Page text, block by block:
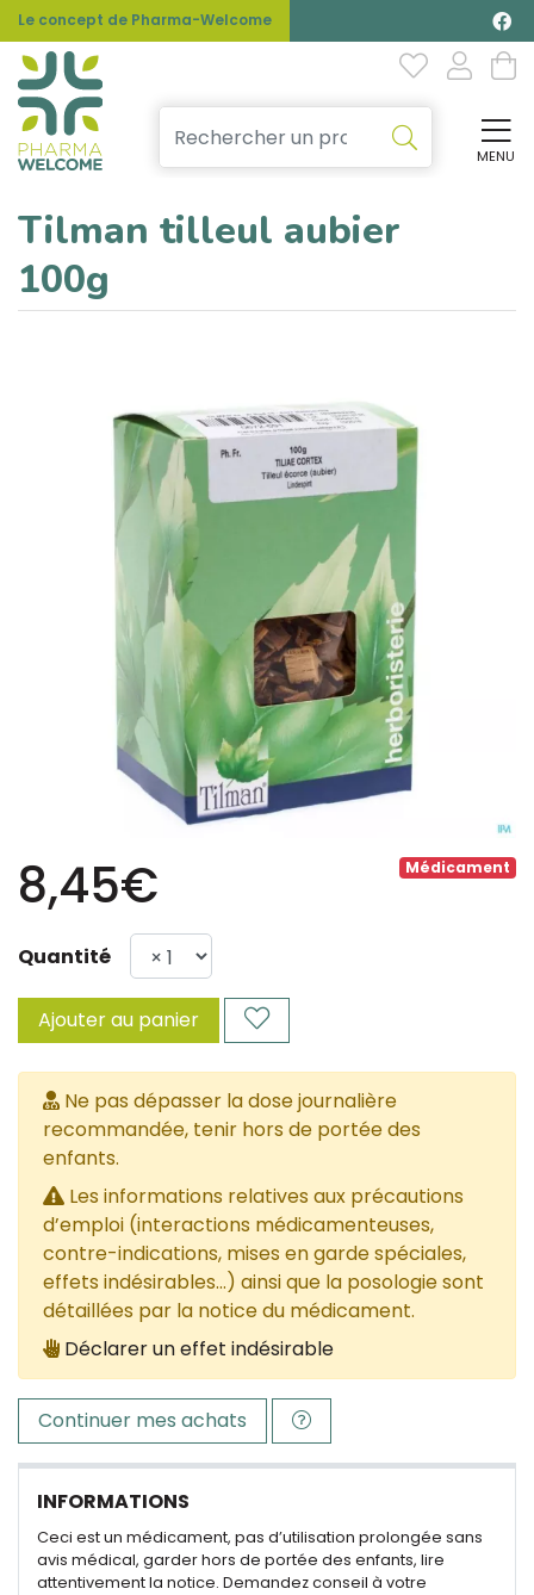
Le concept de Pharma-Welcome
MENU
Tilman tilleul aubier
100g
Médicament
8,45€
Quantité
Ajouter au panier
Ne pas dépasser la dose journalière
recommandée, tenir hors de portée des
enfants.
Les informations relatives aux précautions
d’emploi (interactions médicamenteuses,
contre-indications, mises en garde spéciales,
effets indésirables...) ainsi que la posologie sont
détaillées par la notice du médicament.
Déclarer un effet indésirable
Continuer mes achats
INFORMATIONS
Ceci est un médicament, pas d’utilisation prolongée sans
avis médical, garder hors de portée des enfants, lire
attentivement la notice. Demandez conseil à votre